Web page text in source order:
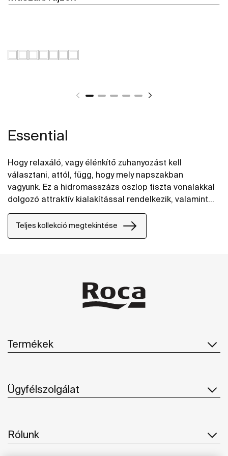
Essential
Hogy relaxáló, vagy élénkítő zuhanyozást kell
választani, attól, függ, hogy mely napszakban
vagyunk. Ez a hidromasszázs oszlop tiszta vonalakkal
dolgozó attraktív kialakítással rendelkezik, valamint
szabályzására is.
Teljes kollekció megtekintése
Termékek
Ügyfélszolgálat
Rólunk